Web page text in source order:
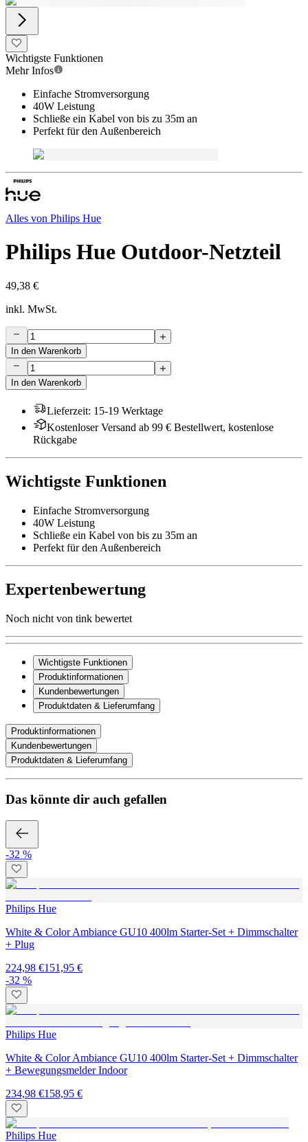
Wichtigste Funktionen
Mehr Infos
Einfache Stromversorgung
40W Leistung
Schließe ein Kabel von bis zu 35m an
Perfekt für den Außenbereich
Alles von Philips Hue
Philips Hue Outdoor-Netzteil
49,38 €
inkl. MwSt.
In den Warenkorb
In den Warenkorb
Lieferzeit: 15-19 Werktage
Kostenloser Versand ab 99 € Bestellwert, kostenlose
Rückgabe
Wichtigste Funktionen
Einfache Stromversorgung
40W Leistung
Schließe ein Kabel von bis zu 35m an
Perfekt für den Außenbereich
Expertenbewertung
Noch nicht von tink bewertet
Wichtigste Funktionen
Produktinformationen
Kundenbewertungen
Produktdaten & Lieferumfang
Produktinformationen
Kundenbewertungen
Produktdaten & Lieferumfang
Das könnte dir auch gefallen
-32 %
Philips Hue
White & Color Ambiance GU10 400lm Starter-Set + Dimmschalter
+ Plug
224,98 €151,95 €
-32 %
Philips Hue
White & Color Ambiance GU10 400lm Starter-Set + Dimmschalter
+ Bewegungsmelder Indoor
234,98 €158,95 €
Philips Hue